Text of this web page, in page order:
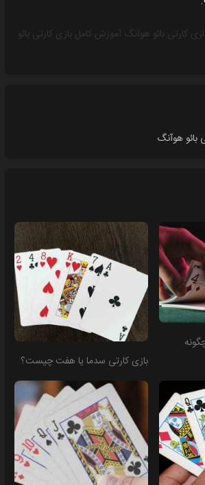
کارتی بائو هوآنگ آموزش کامل بازی کارتی بائو
بائو هوآنگ
کارتی 22 چگونه
بازی کارتی سدما یا هفت چیست؟